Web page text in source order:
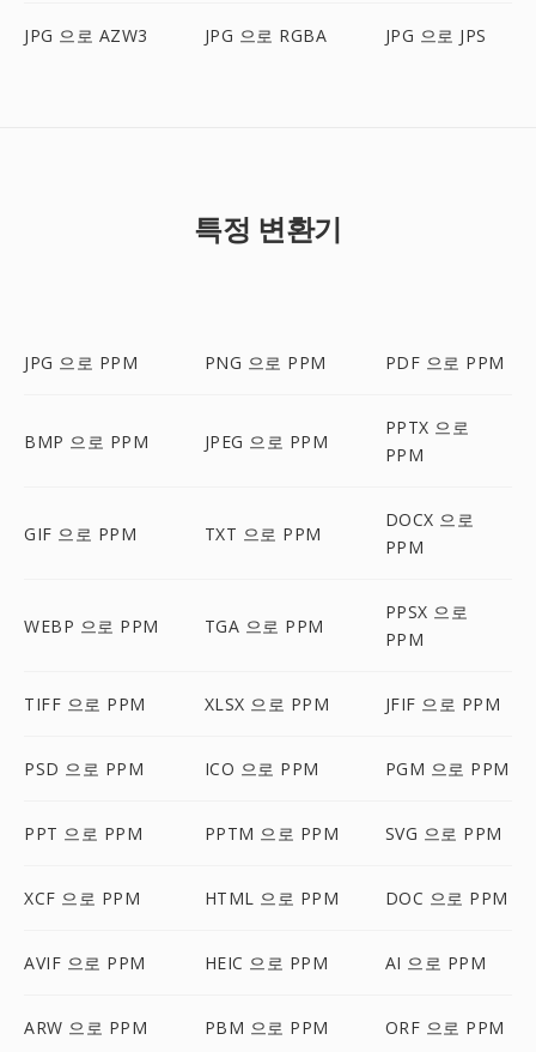
JPG 으로 AZW3 JPG 으로 RGBA JPG 으로 JPS
특정 변환기
JPG 으로 PPM PNG 으로 PPM PDF 으로 PPM
BMP 으로 PPM JPEG 으로 PPM
PPTX 으로
PPM
GIF 으로 PPM TXT 으로 PPM
DOCX 으로
PPM
WEBP 으로 PPM TGA 으로 PPM
PPSX 으로
PPM
TIFF 으로 PPM XLSX 으로 PPM JFIF 으로 PPM
PSD 으로 PPM ICO 으로 PPM PGM 으로 PPM
PPT 으로 PPM PPTM 으로 PPM SVG 으로 PPM
XCF 으로 PPM HTML 으로 PPM DOC 으로 PPM
AVIF 으로 PPM HEIC 으로 PPM AI 으로 PPM
ARW 으로 PPM PBM 으로 PPM ORF 으로 PPM